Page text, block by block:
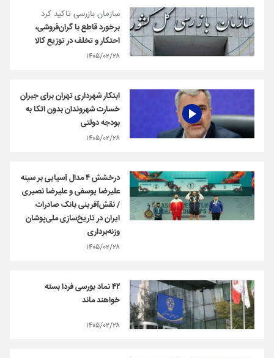
سازمان بازرسی تاکید کرد
برخورد قاطع با گران‌فروشی،
احتکار و تخلف در توزیع کالا
۱۴۰۵/۰۲/۲۸
ابتکار شهرداری تهران برای جبران
خسارت‌ شهروندان بدون اتکا به
بودجه دولتی
۱۴۰۵/۰۲/۲۸
درخشش ۴ مدال آسیایی بر سینه
علیرضا یوسفی و علیرضا نصیری
/ نقش‌آفرینی بانک صادرات
ایران در تاریخ‌سازی ملی‌پوشان
وزنه‌برداری
۱۴۰۵/۰۲/۲۸
۴۲ نماد بورسی فردا بسته
خواهند ماند
۱۴۰۵/۰۲/۲۸